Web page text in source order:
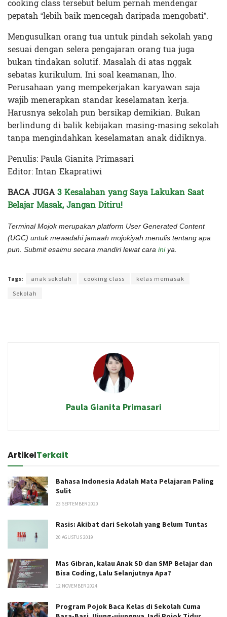
cooking class tersebut belum pernah mendengar
pepatah “lebih baik mencegah daripada mengobati”.
Mengusulkan orang tua untuk pindah sekolah yang
sesuai dengan selera pengajaran orang tua juga
bukan tindakan solutif. Masalah di atas nggak
sebatas kurikulum. Ini soal keamanan, lho.
Perusahaan yang mempekerjakan karyawan saja
wajib menerapkan standar keselamatan kerja.
Harusnya sekolah pun bersikap demikian. Bukan
berlindung di balik kebijakan masing-masing sekolah
tanpa mengindahkan keselamatan anak didiknya.
Penulis: Paula Gianita Primasari
Editor: Intan Ekapratiwi
BACA JUGA3 Kesalahan yang Saya Lakukan Saat
Belajar Masak, Jangan Ditiru!
Terminal Mojok merupakan platform User Generated Content
(UGC) untuk mewadahi jamaah mojokiyah menulis tentang apa
pun. Submit esaimu secara mandiri lewat cara iniya.
Tags: anak sekolah cooking class
kelas memasak
Sekolah
Paula Gianita Primasari
ArtikelTerkait
Bahasa Indonesia Adalah Mata Pelajaran Paling
Sulit
23 SEPTEMBER 2020
Rasis: Akibat dari Sekolah yang Belum Tuntas
20 AGUSTUS 2019
Mas Gibran, kalau Anak SD dan SMP Belajar dan
Bisa Coding, Lalu Selanjutnya Apa?
12 NOVEMBER 2024
Program Pojok Baca Kelas di Sekolah Cuma